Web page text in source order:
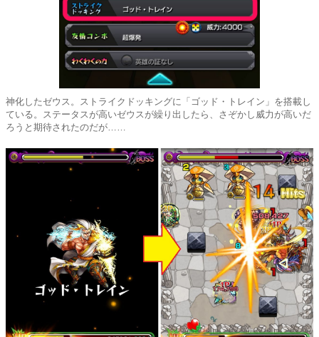
神化したゼウス。ストライクドッキングに「ゴッド・トレイン」を搭載し
ている。ステータスが高いゼウスが繰り出したら、さぞかし威力が高いだ
ろうと期待されたのだが……